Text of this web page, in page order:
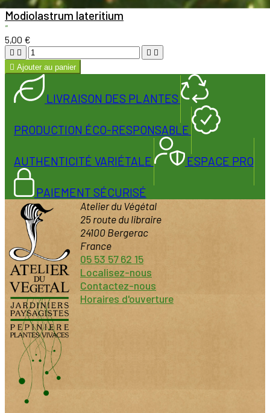
Modiolastrum lateritium
"
5,00 €
   
 Ajouter au panier
LIVRAISON DES PLANTES
PRODUCTION ÉCO-RESPONSABLE
AUTHENTICITÉ VARIÉTALE ESPACE PRO
PAIEMENT SÉCURISÉ
Atelier du Végétal
25 route du libraire
24100 Bergerac
France
05 53 57 62 15
Localisez-nous
Contactez-nous
Horaires d'ouverture